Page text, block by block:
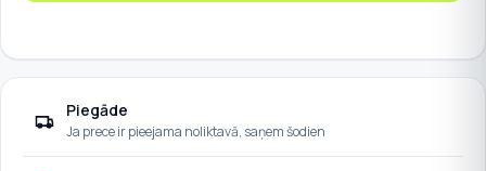
Piegāde
Ja prece ir pieejama noliktavā, saņem šodien